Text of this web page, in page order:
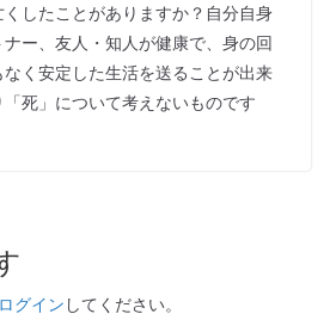
したことがありますか？自分自身
ー、友人・知人が健康で、身の回
く安定した生活を送ることが出来
死」について考えないものです
ログイン してください。